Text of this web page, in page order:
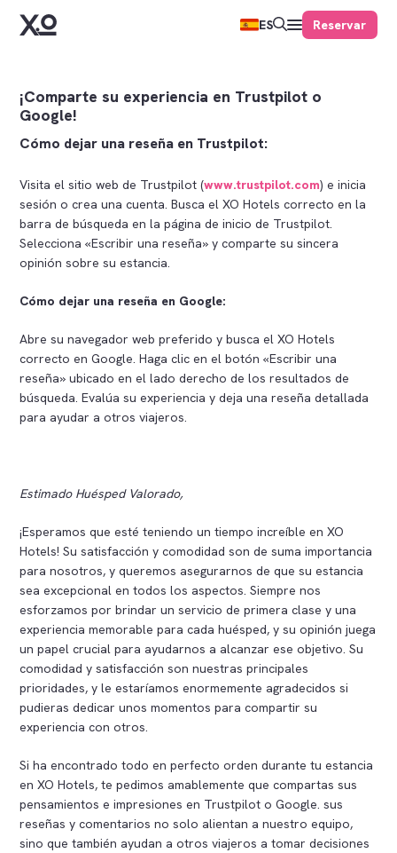
ES Reservar
¡Comparte su experiencia en Trustpilot o
Google!
Cómo dejar una reseña en Trustpilot:
Visita el sitio web de Trustpilot (www.trustpilot.com) e inicia
sesión o crea una cuenta. Busca el XO Hotels correcto en la
barra de búsqueda en la página de inicio de Trustpilot.
Selecciona «Escribir una reseña» y comparte su sincera
opinión sobre su estancia.
Cómo dejar una reseña en Google:
Abre su navegador web preferido y busca el XO Hotels
correcto en Google. Haga clic en el botón «Escribir una
reseña» ubicado en el lado derecho de los resultados de
búsqueda. Evalúa su experiencia y deja una reseña detallada
para ayudar a otros viajeros.
Estimado Huésped Valorado,
¡Esperamos que esté teniendo un tiempo increíble en XO
Hotels! Su satisfacción y comodidad son de suma importancia
para nosotros, y queremos asegurarnos de que su estancia
sea excepcional en todos los aspectos. Siempre nos
esforzamos por brindar un servicio de primera clase y una
experiencia memorable para cada huésped, y su opinión juega
un papel crucial para ayudarnos a alcanzar ese objetivo. Su
comodidad y satisfacción son nuestras principales
prioridades, y le estaríamos enormemente agradecidos si
pudieras dedicar unos momentos para compartir su
experiencia con otros.
Si ha encontrado todo en perfecto orden durante tu estancia
en XO Hotels, te pedimos amablemente que compartas sus
pensamientos e impresiones en Trustpilot o Google. sus
reseñas y comentarios no solo alientan a nuestro equipo,
sino que también ayudan a otros viajeros a tomar decisiones